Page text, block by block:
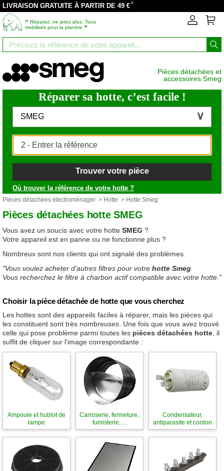
LIVRAISON GRATUITE À PARTIR DE 49 €*
‟ Réparez, ne jetez plus. Tous
mobilisés pour la planète ”
Pièces détachées et
accessoires Smeg
Réparer sa hotte, c’est facile !
SMEG
Trouver votre pièce
Où trouver la référence de votre hotte ?
Pièces détachées électroménager > Hotte > Hotte Smeg
Pièces détachées hotte SMEG
Vous avez un soucis avec votre hotte SMEG ?
Votre appareil est en panne ou ne fonctionne plus ?
Nombreux sont nos clients qui ont signalé des problèmes.
"Vous voulez acheter d'autres filtres pour votre hotte Smeg
Vous recherchez le filtre à charbon actif compatible avec votre hotte."
Choisir la pièce détachée de hotte que vous cherchez
Les hottes sont des appareils faciles à réparer, mais les pièces qui
les constituent sont très nombreuses. Une fois que vous avez trouvé
celle qui pose problème parmi toutes les pièces détachées hotte , il
suffit de cliquer sur l'image correspondante :
Ampoule et hublot de
lampe
Carroserie, fermeture,
fumisterie, ...
Condensateur,
antiparasite et cordon